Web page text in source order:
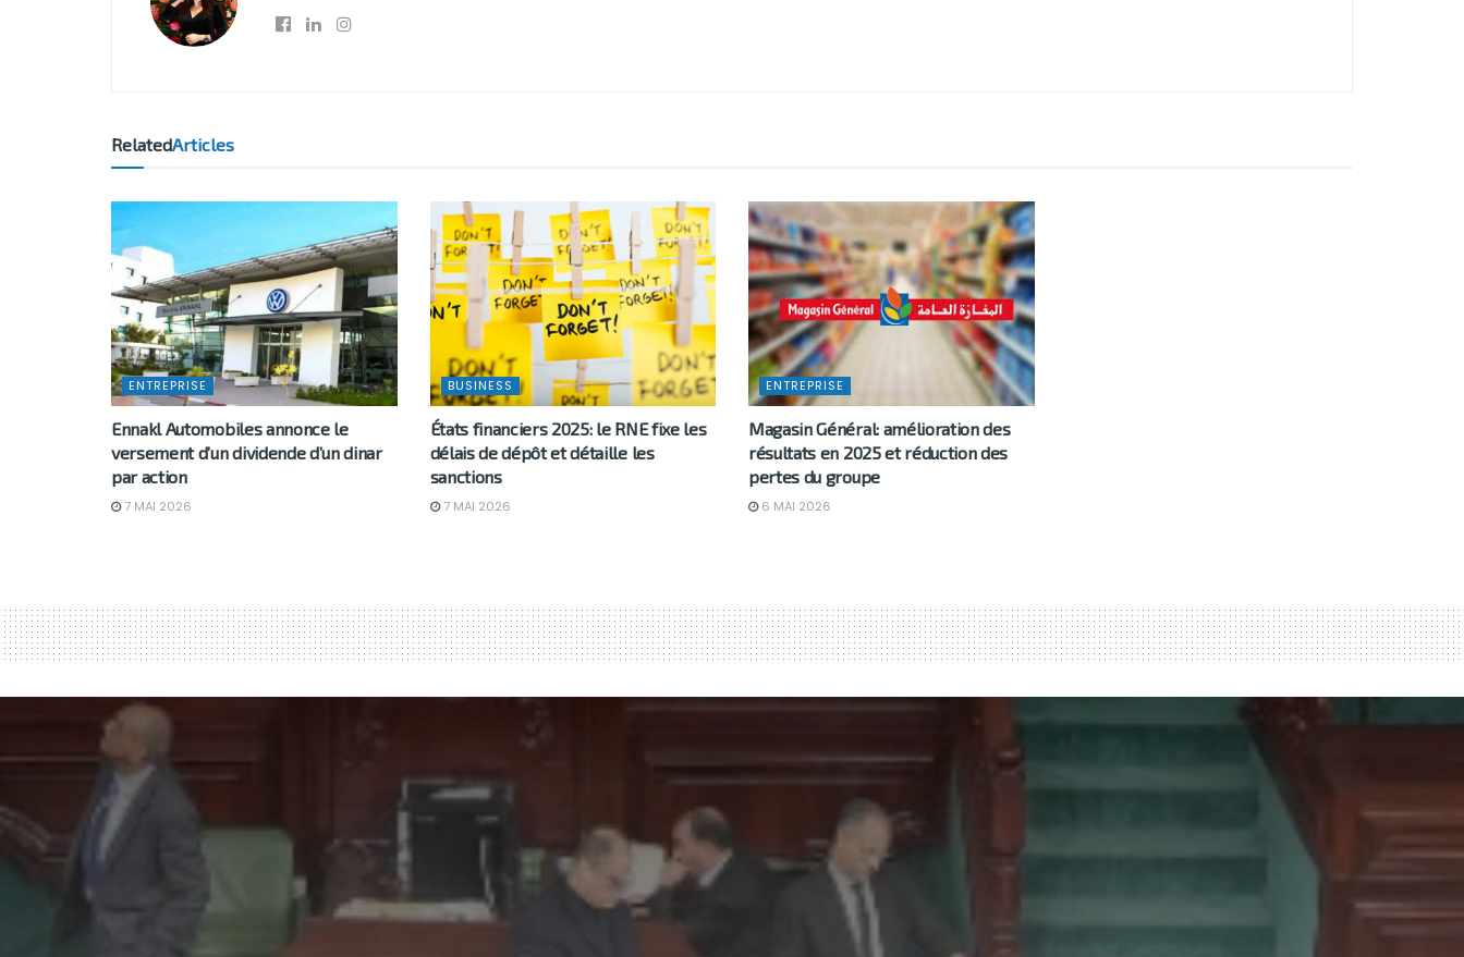
RelatedArticles
ENTREPRISE
Ennakl Automobiles annonce le
versement d’un dividende d’un dinar
par action
7 MAI 2026
BUSINESS
États financiers 2025: le RNE fixe les
délais de dépôt et détaille les
sanctions
7 MAI 2026
ENTREPRISE
Magasin Général: amélioration des
résultats en 2025 et réduction des
pertes du groupe
6 MAI 2026